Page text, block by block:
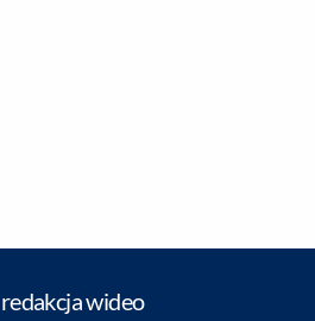
redakcja wideo